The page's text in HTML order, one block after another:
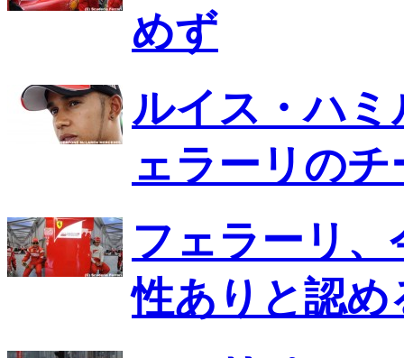
めず
ルイス・ハ
ェラーリの
フェラーリ
性ありと認め